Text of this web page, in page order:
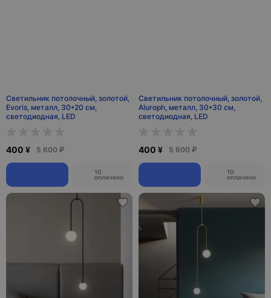
Светильник потолочный, золотой,
Evoris, металл, 30*20 см,
светодиодная, LED
400 ¥ 5 600 ₽
10
оплачено
Светильник потолочный, золотой,
Aluroph, металл, 30*30 см,
светодиодная, LED
400 ¥ 5 600 ₽
10
оплачено